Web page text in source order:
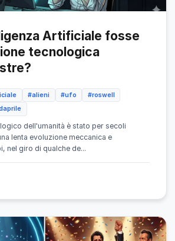
Artificiale fosse
tecnologica
#alieni #ufo
#roswell
dell'umanità è stato per secoli
lenta evoluzione meccanica e
nel giro di qualche de...